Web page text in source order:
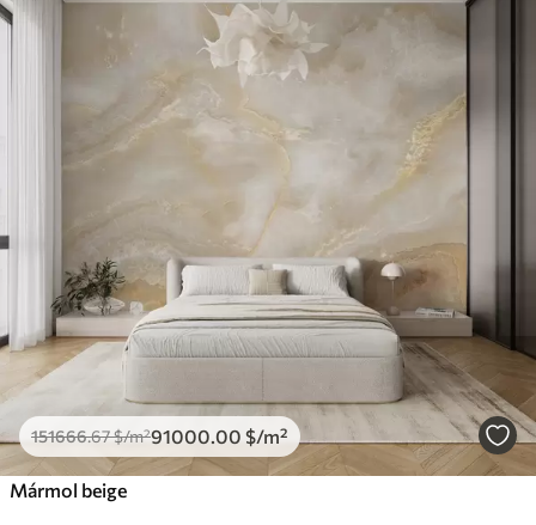
151666.67$/m²91000 .00 $/m²
Mármol beige